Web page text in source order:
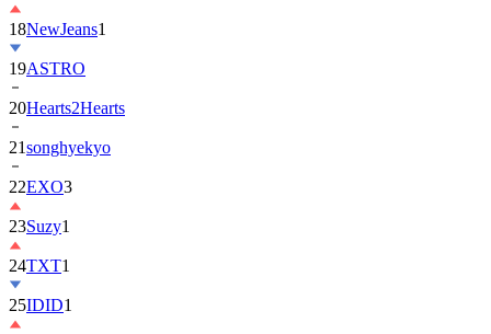
18NewJeans1
19ASTRO
20Hearts2Hearts
21songhyekyo
22EXO3
23Suzy1
24TXT1
25IDID1